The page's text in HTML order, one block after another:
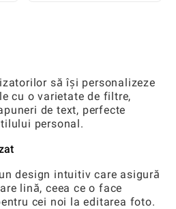
să își personalizeze
cu o varietate de filtre,
de text, perfecte
personal.
design intuitiv care asigură
lină, ceea ce o face
cei noi la editarea foto.